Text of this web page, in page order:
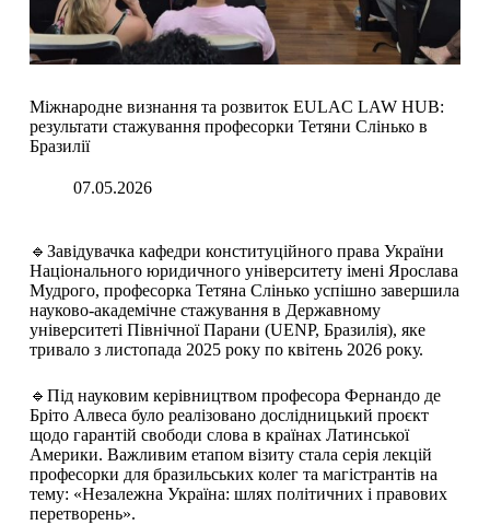
Міжнародне визнання та розвиток EULAC LAW HUB:
результати стажування професорки Тетяни Слінько в
Бразилії
07.05.2026
🔹Завідувачка кафедри конституційного права України
Національного юридичного університету імені Ярослава
Мудрого, професорка Тетяна Слінько успішно завершила
науково-академічне стажування в Державному
університеті Північної Парани (UENP, Бразилія), яке
тривало з листопада 2025 року по квітень 2026 року.
🔹Під науковим керівництвом професора Фернандо де
Бріто Алвеса було реалізовано дослідницький проєкт
щодо гарантій свободи слова в країнах Латинської
Америки. Важливим етапом візиту стала серія лекцій
професорки для бразильських колег та магістрантів на
тему: «Незалежна Україна: шлях політичних і правових
перетворень».